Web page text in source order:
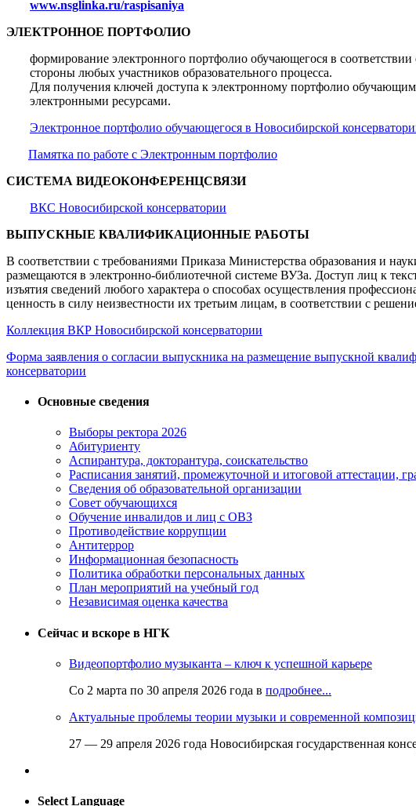
www.nsglinka.ru/raspisaniya
ЭЛЕКТРОННОЕ ПОРТФОЛИО
формирование электронного портфолио обучающегося в
стороны любых участников образовательного процесса.
Для получения ключей доступа к электронному портфолио
электронными ресурсами.
Электронное портфолио обучающегося в Новосибирской
Памятка по работе с Электронным портфолио
СИСТЕМА ВИДЕОКОНФЕРЕНЦСВЯЗИ
ВКС Новосибирской консерватории
ВЫПУСКНЫЕ КВАЛИФИКАЦИОННЫЕ РАБОТЫ
В соответствии с требованиями Приказа Министерства образования и
размещаются в электронно-библиотечной системе ВУЗа. Доступ лиц к
изъятия сведений любого характера о способах осуществления
ценность в силу неизвестности их третьим лицам, в соответствии с
Коллекция ВКР Новосибирской консерватории
Форма заявления о согласии выпускника на размещение выпускной
консерватории
Основные сведения
Выборы ректора 2026
Абитуриенту
Аспирантура, докторантура, соискательство
Расписания занятий, промежуточной и итоговой аттестации,
Сведения об образовательной организации
Совет обучающихся
Обучение инвалидов и лиц с ОВЗ
Противодействие коррупции
Антитеррор
Информационная безопасность
Политика обработки персональных данных
План мероприятий на учебный год
Независимая оценка качества
Сейчас и вскоре в НГК
Видеопортфолио музыканта – ключ к успешной карьере
Со 2 марта по 30 апреля 2026 года в подробнее...
Актуальные проблемы теории музыки и современной
27 — 29 апреля 2026 года Новосибирская государственная
Select Language